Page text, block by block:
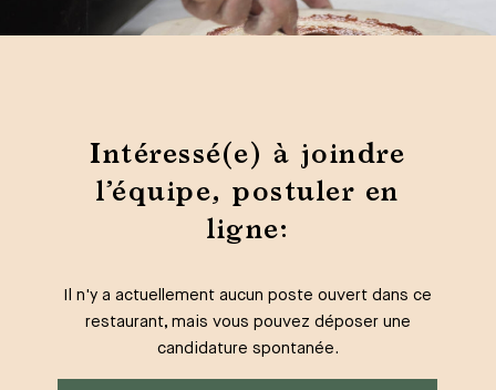
Intéressé(e) à joindre
l’équipe, postuler en
ligne:
Il n'y a actuellement aucun poste ouvert dans ce
restaurant, mais vous pouvez déposer une
candidature spontanée.